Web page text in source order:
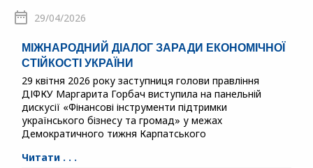
29/04/2026
МІЖНАРОДНИЙ ДІАЛОГ ЗАРАДИ ЕКОНОМІЧНОЇ
СТІЙКОСТІ УКРАЇНИ
29 квітня 2026 року заступниця голови правління
ДІФКУ Маргарита Горбач виступила на панельній
дискусії «Фінансові інструменти підтримки
українського бізнесу та громад» у межах
Демократичного тижня Карпатського
Читати . . .